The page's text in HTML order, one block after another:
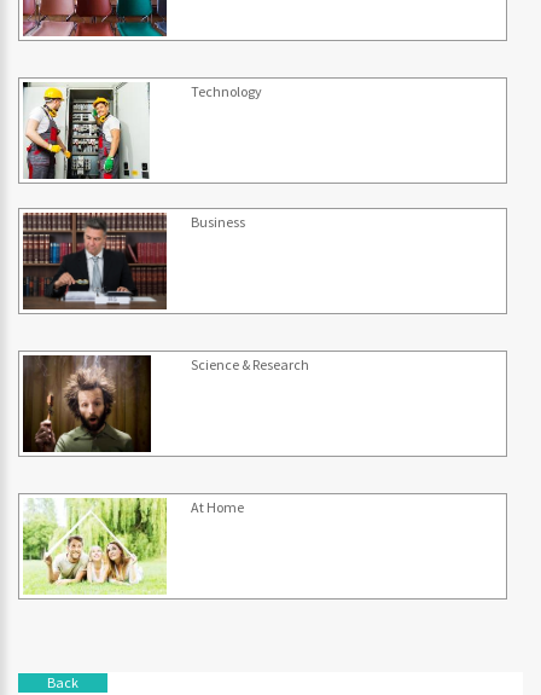
Technology
Business
Science & Research
At Home
Back